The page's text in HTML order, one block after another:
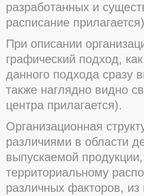
разработанных и
расписание
При описании
графический подход,
данного подхода сразу
также наглядно видно
центра прилагается).
Организационная
различиями в области
выпускаемой
территориальному
различных факторов, из